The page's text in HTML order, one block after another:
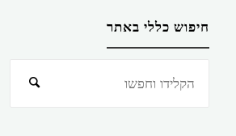
חיפוש כללי באתר
חיפוש